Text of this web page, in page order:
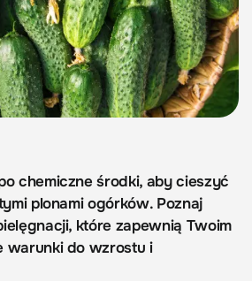
chemiczne środki, aby cieszyć
plonami ogórków. Poznaj
które zapewnią Twoim
warunki do wzrostu i